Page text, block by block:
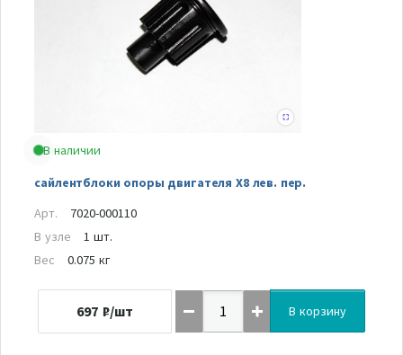
В наличии
сайлентблоки опоры двигателя Х8 лев. пер.
Арт.
7020-000110
В узле
1 шт.
Вес
0.075 кг
697 ₽/шт В корзину